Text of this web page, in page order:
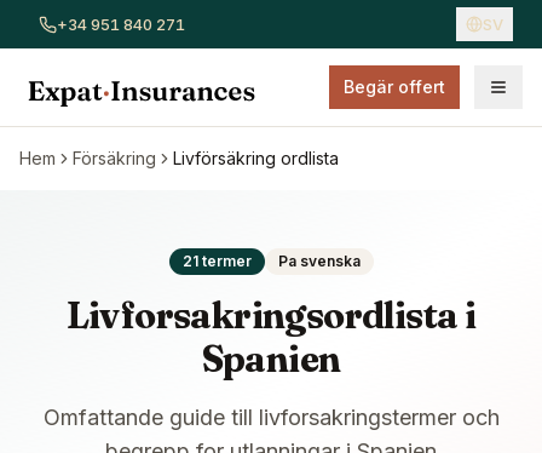
+34 951 840 271 SV
Begär offert
Hem Försäkring Livförsäkring ordlista
21 termer Pa svenska
Livforsakringsordlista i
Spanien
Omfattande guide till livforsakringstermer och